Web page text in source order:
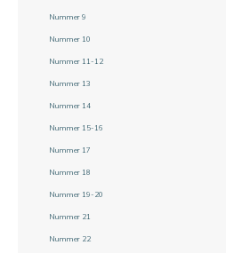
Nummer 9
Nummer 10
Nummer 11-12
Nummer 13
Nummer 14
Nummer 15-16
Nummer 17
Nummer 18
Nummer 19-20
Nummer 21
Nummer 22